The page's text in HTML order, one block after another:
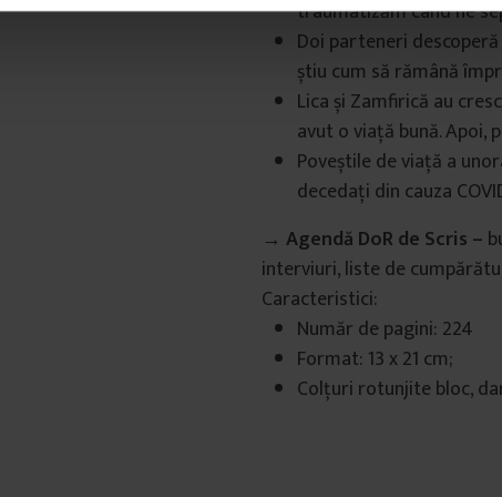
traumatizăm când ne
Doi parteneri
știu cum să rămână
Lica și Zamfirică au
avut o viață bună. Apoi,
Poveștile de viață a
decedați din cauza
→ Agendă DoR de Scris –
interviuri, liste de
Caracteristici:
Număr de pagini: 224
Format: 13 x 21 cm;
Colțuri rotunjite bloc,